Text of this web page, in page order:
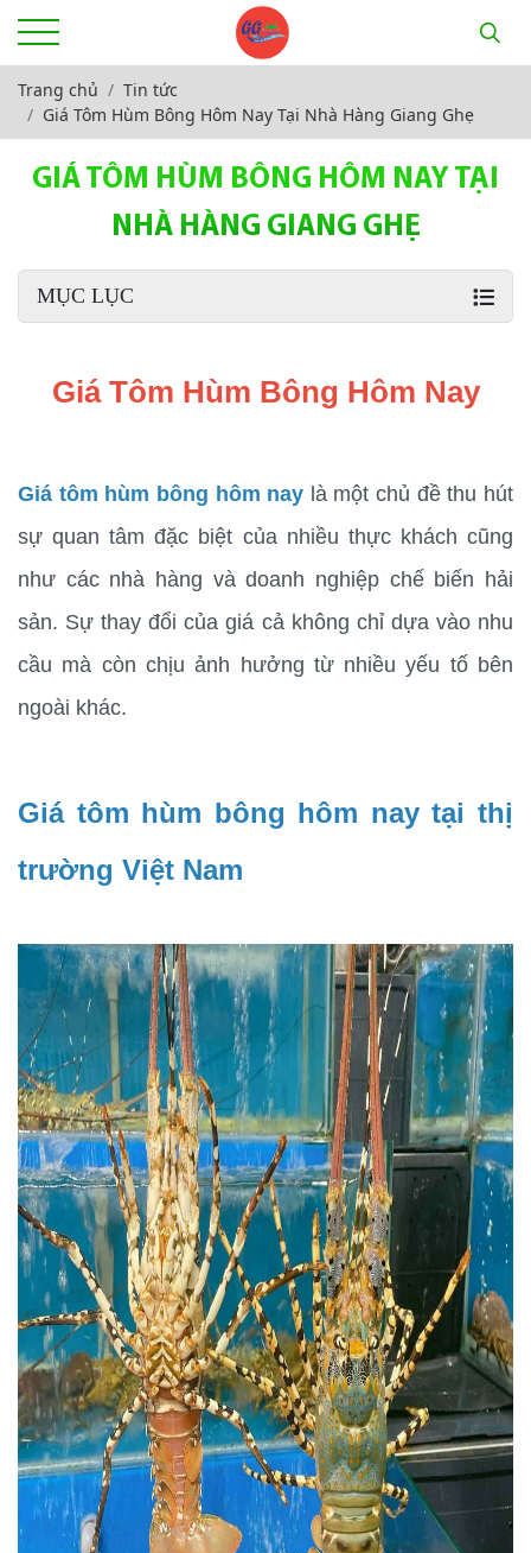
Trang chủ
Tin tức
Giá Tôm Hùm Bông Hôm Nay Tại Nhà Hàng Giang Ghẹ
GIÁ TÔM HÙM BÔNG HÔM NAY TẠI
NHÀ HÀNG GIANG GHẸ
MỤC LỤC
Giá Tôm Hùm Bông Hôm Nay
Giá tôm hùm bông hôm nay là một chủ đề thu hút
sự quan tâm đặc biệt của nhiều thực khách cũng
như các nhà hàng và doanh nghiệp chế biến hải
sản. Sự thay đổi của giá cả không chỉ dựa vào nhu
cầu mà còn chịu ảnh hưởng từ nhiều yếu tố bên
ngoài khác.
Giá tôm hùm bông hôm nay tại thị
trường Việt Nam